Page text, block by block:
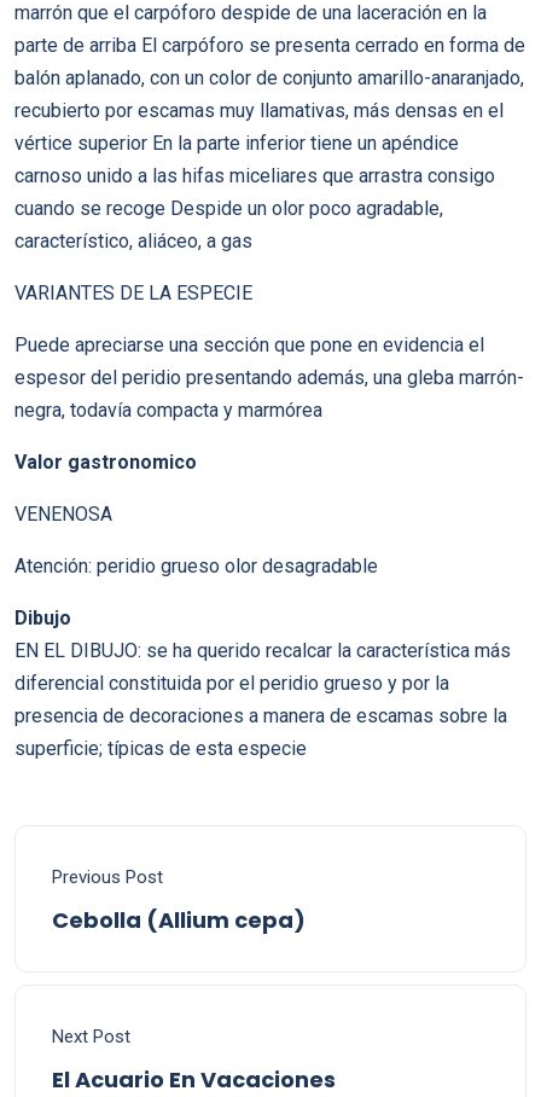
marrón que el carpóforo despide de una laceración en la
parte de arriba El carpóforo se presenta cerrado en forma de
balón aplanado, con un color de conjunto amarillo-anaranjado,
recubierto por escamas muy llamativas, más densas en el
vértice superior En la parte inferior tiene un apéndice
carnoso unido a las hifas miceliares que arrastra consigo
cuando se recoge Despide un olor poco agradable,
característico, aliáceo, a gas
VARIANTES DE LA ESPECIE
Puede apreciarse una sección que pone en evidencia el
espesor del peridio presentando además, una gleba marrón-
negra, todavía compacta y marmórea
Valor gastronomico
VENENOSA
Atención: peridio grueso olor desagradable
Dibujo
EN EL DIBUJO: se ha querido recalcar la característica más
diferencial constituida por el peridio grueso y por la
presencia de decoraciones a manera de escamas sobre la
superficie; típicas de esta especie
Previous Post
Cebolla (Allium cepa)
Next Post
El Acuario En Vacaciones